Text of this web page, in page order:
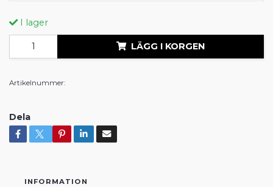
I lager
LÄGG I KORGEN
Artikelnummer:
Dela
INFORMATION